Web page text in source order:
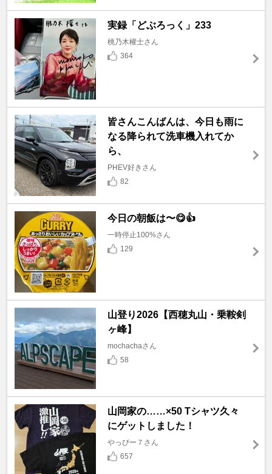
実録「どぶろっく」233
桃乃木權士さん
364
皆さんこんばんは、今日も雨に
なる降られて洗車機入れてか
ら、
PHEV好きさん
82
今日の朝飯は〜😋👍
一時停止100%さん
129
山登り2026【西穂丸山・乗鞍剣
ヶ峰】
mochachaさん
58
山岡家の……×50 Tシャツ久々
にゲットしました！
やっぴー７さん
657